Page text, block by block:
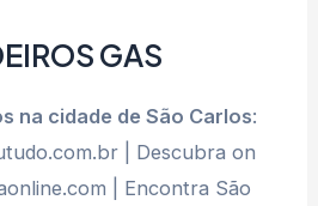
GAS
na cidade de São Carlos:
| Descubra on
| Encontra São